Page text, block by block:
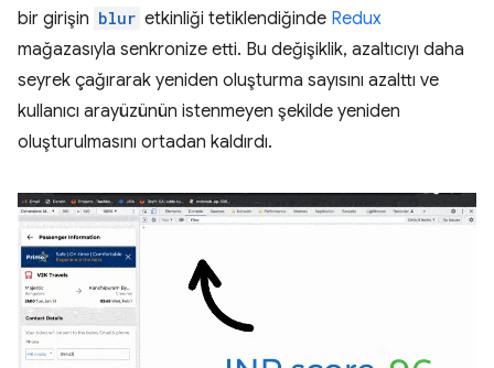
bir girişin blur etkinliği tetiklendiğinde Redux
mağazasıyla senkronize etti. Bu değişiklik, azaltıcıyı daha
seyrek çağırarak yeniden oluşturma sayısını azalttı ve
kullanıcı arayüzünün istenmeyen şekilde yeniden
oluşturulmasını ortadan kaldırdı.